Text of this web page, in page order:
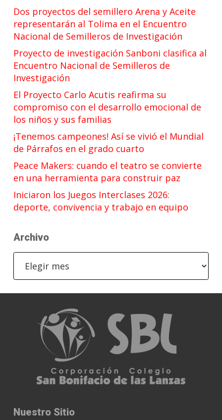
Dos proyectos del semillero Arena y Aceite
representarán al Tolima en el Encuentro
Nacional de Semilleros de Investigación
Proyecto de investigación Sanboni clasifica al
Encuentro Nacional de Semilleros de
Investigación
El Proyecto Carlo Acutis reafirma su
compromiso con el desarrollo emocional de
los niños y sus familias
¡Tenemos campeones! Así se vivió el Mundial
de Párrafos en el grado cuarto
Peace Makers: cuando el teatro se convierte
en una herramienta para construir paz
Iniciaron los Juegos Interclases 2026:
deporte, convivencia y trabajo en equipo
Archivo
Nuestro Sitio